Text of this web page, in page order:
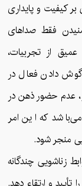
کیفیت و پایداری
فقط صداهای
از تجربیات،
دادن فعال در
عدم حضور ذهن در
که این امر
منجر شود.
زناشویی چندگانه